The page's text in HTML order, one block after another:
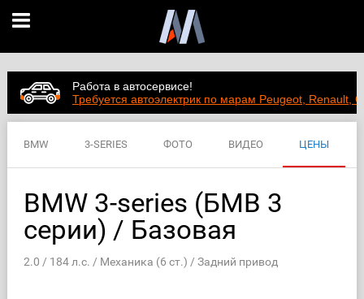
Работа в автосервисе!
Требуется автоэлектрик по марам Peugeot, Renault,
BMW 3-SERIES ФОТО ВИДЕО ЦЕНЫ
BMW 3-series (БМВ 3
серии) / Базовая
2.0 / 184 л.с. / Механика (6 ст.) / Задний привод